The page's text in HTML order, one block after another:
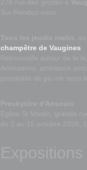
champêtre de Vaugines